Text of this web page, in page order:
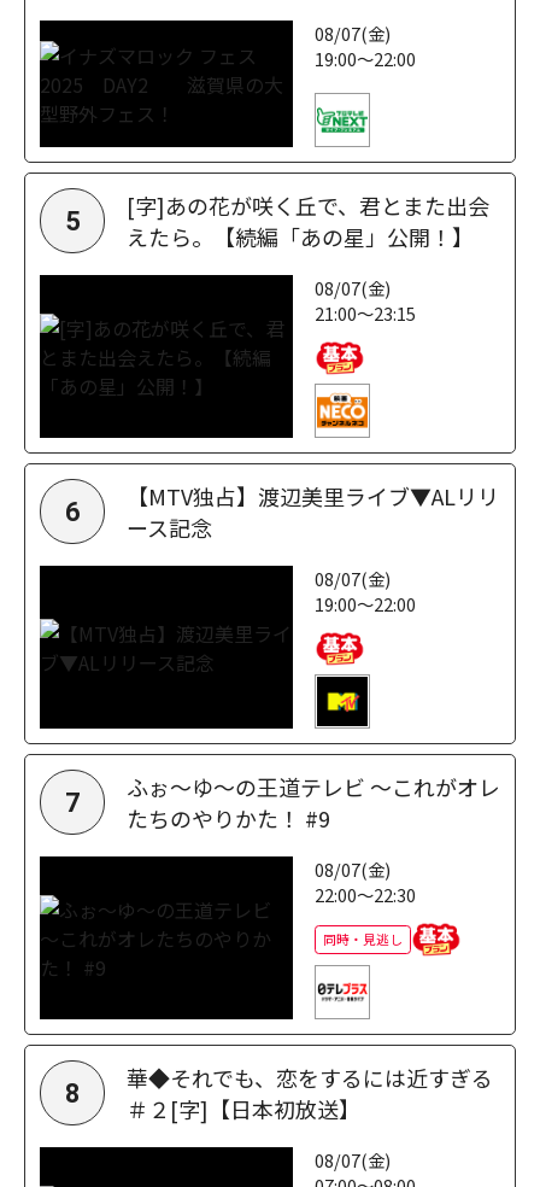
08/07(金)
19:00～22:00
5
[字]あの花が咲く丘で、君とまた出会
えたら。【続編「あの星」公開！】
08/07(金)
21:00～23:15
6
【MTV独占】渡辺美里ライブ▼ALリリ
ース記念
08/07(金)
19:00～22:00
7
ふぉ～ゆ～の王道テレビ ～これがオレ
たちのやりかた！ #9
08/07(金)
22:00～22:30
同時・見逃し
8
華◆それでも、恋をするには近すぎる
＃２[字]【日本初放送】
08/07(金)